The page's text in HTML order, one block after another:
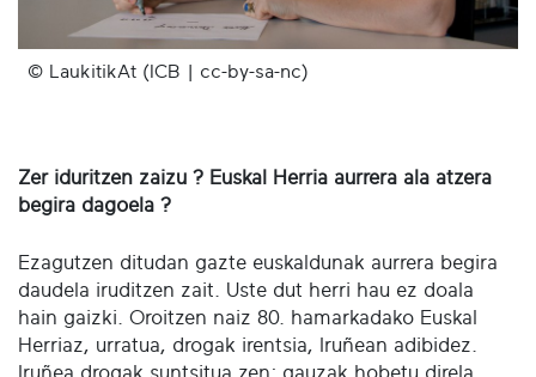
© LaukitikAt (ICB | cc-by-sa-nc)
Zer iduritzen zaizu ? Euskal Herria aurrera ala atzera
begira dagoela ?
Ezagutzen ditudan gazte euskaldunak aurrera begira
daudela iruditzen zait. Uste dut herri hau ez doala
hain gaizki. Oroitzen naiz 80. hamarkadako Euskal
Herriaz, urratua, drogak irentsia, Iruñean adibidez.